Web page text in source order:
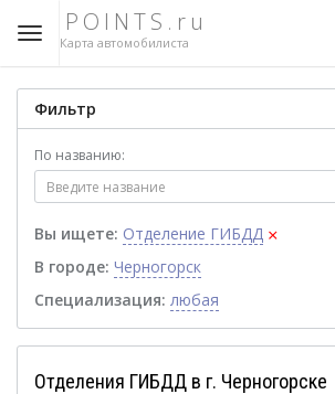
POINTS.ru
Карта автомобилиста
Фильтр
По названию:
Вы ищете: Отделение ГИБДД ×
В городе: Черногорск
Специализация: любая
Отделения ГИБДД в г. Черногорске